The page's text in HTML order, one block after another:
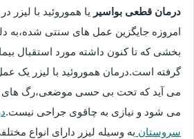
درمان قطعی بواسیر یا هموروئید با لیزر
امروزه جایگزین عمل های سنتی شده،به
بخشی که تا کنون داشته مورد استقبال
گرفته است.درمان هموروئید با لیزر یک
می آید که تحت بی حسی موضعی،رگ های
می شود و نیازی به چاقوی جراحی نیست.
سروستان به وسیله لیزر دارای انواع